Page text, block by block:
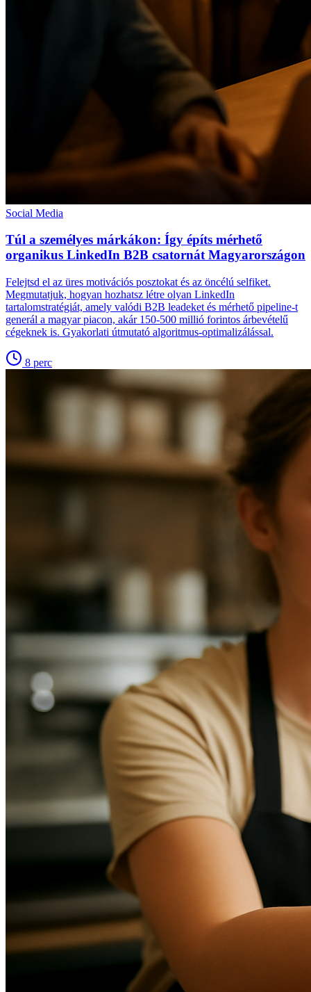
Social Media
Túl a személyes márkákon: Így építs mérhető
organikus LinkedIn B2B csatornát Magyarországon
Felejtsd el az üres motivációs posztokat és az öncélú selfiket.
Megmutatjuk, hogyan hozhatsz létre olyan LinkedIn
tartalomstratégiát, amely valódi B2B leadeket és mérhető pipeline-t
generál a magyar piacon, akár 150-500 millió forintos árbevételű
cégeknek is. Gyakorlati útmutató algoritmus-optimalizálással.
8 perc